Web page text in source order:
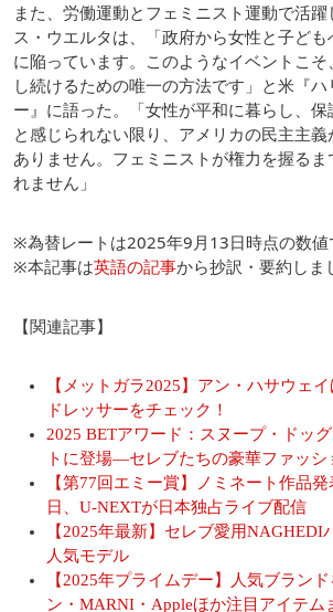
また、労働運動とフェミニスト運動で活
ス・ウエルタは、「政府から女性と子ど
に陥っています。このようなイベントこ
し続けるための唯一の方法です」と米『
ー』に語った。「女性が平和に暮らし、
と感じられない限り、アメリカの民主主
ありません。フェミニストが権力を握る
れません」
※為替レートは2025年9月13日時点の数値
※本記事は英語の記事から抄訳・要約しま
【関連記事】
【メットガラ2025】アン・ハサウェ
ドレッサーをチェック！
2025 BETアワード：スヌープ・ドッ
トに登場―セレブたちの豪華ファッシ
【第77回エミー賞】ノミネート作品
日、U-NEXTが日本独占ライブ配信
【2025年最新】セレブ愛用NAGHEDI
人気モデル
【2025年プライムデー】人気ブラン
ン・MARNI・Appleほか注目アイテム